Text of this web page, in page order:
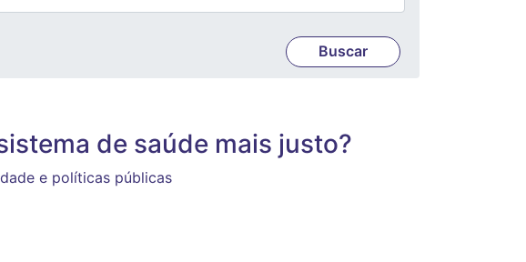
de saúde mais justo?
e políticas públicas